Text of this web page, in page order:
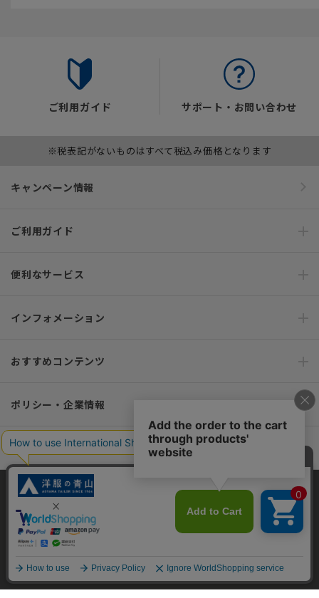
ご利用ガイド サポート・お問い合わせ
※税表記がないものはすべて税込み価格となります
キャンペーン情報
ご利用ガイド
便利なサービス
インフォメーション
おすすめコンテンツ
ポリシー・企業情報
オーダースーツなら SHITATE
OFFICIAL SNS
当サイトでは、快適な閲覧体験とコンテンツ改善のためにCookieを使用
しています。閲覧を続けることで、Cookieの使用に同意したものとみな
します。詳細については
同意して閉じる